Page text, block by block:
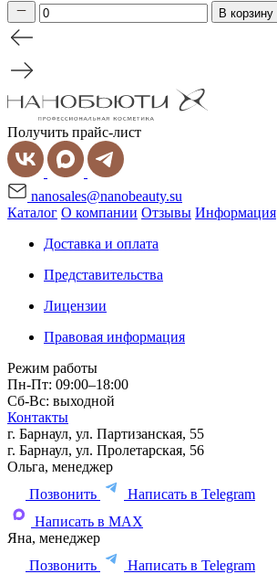
В корзину
Получить прайс-лист
nanosales@nanobeauty.su
Каталог О компании Отзывы Информация
Доставка и оплата
Представительства
Лицензии
Правовая информация
Режим работы
Пн-Пт: 09:00–18:00
Сб-Вс: выходной
Контакты
г. Барнаул, ул. Партизанская, 55
г. Барнаул, ул. Пролетарская, 56
Ольга, менеджер
Позвонить
Написать в Telegram
Написать в MAX
Яна, менеджер
Позвонить
Написать в Telegram